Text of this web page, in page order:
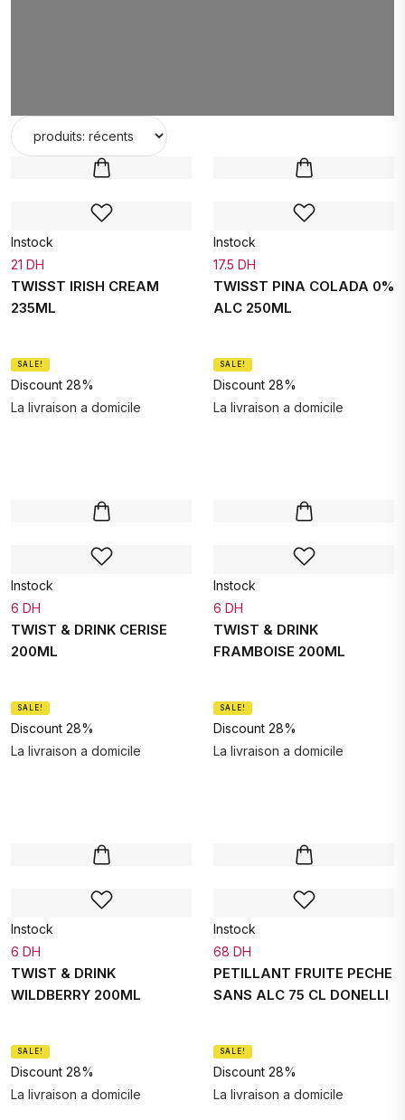
Instock
21 DH
TWISST IRISH CREAM
235ML
SALE!
Discount 28%
La livraison a domicile
Instock
17.5 DH
TWISST PINA COLADA 0%
ALC 250ML
SALE!
Discount 28%
La livraison a domicile
Instock
6 DH
TWIST & DRINK CERISE
200ML
SALE!
Discount 28%
La livraison a domicile
Instock
6 DH
TWIST & DRINK
FRAMBOISE 200ML
SALE!
Discount 28%
La livraison a domicile
Instock
6 DH
TWIST & DRINK
WILDBERRY 200ML
SALE!
Discount 28%
La livraison a domicile
Instock
68 DH
PETILLANT FRUITE PECHE
SANS ALC 75 CL DONELLI
SALE!
Discount 28%
La livraison a domicile